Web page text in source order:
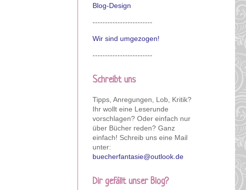
Blog-Design
------------------------
Wir sind umgezogen!
------------------------
Schreibt uns
Tipps, Anregungen, Lob, Kritik?
Ihr wollt eine Leserunde
vorschlagen? Oder einfach nur
über Bücher reden? Ganz
einfach! Schreib uns eine Mail
unter:
buecherfantasie@outlook.de
Dir gefällt unser Blog?